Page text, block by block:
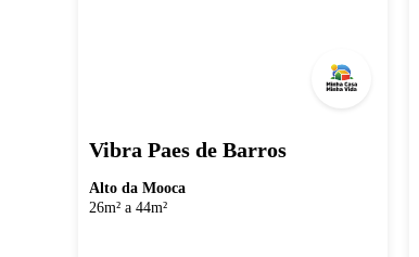
Vibra Paes de Barros
Alto da Mooca
26m² a 44m²